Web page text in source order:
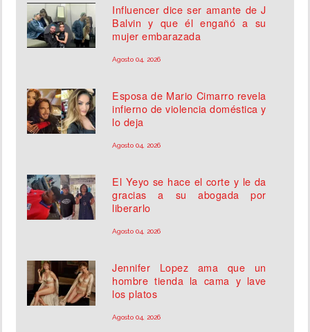
Influencer dice ser amante de J
Balvin y que él engañó a su
mujer embarazada
Agosto 04, 2026
Esposa de Mario Cimarro revela
infierno de violencia doméstica y
lo deja
Agosto 04, 2026
El Yeyo se hace el corte y le da
gracias a su abogada por
liberarlo
Agosto 04, 2026
Jennifer Lopez ama que un
hombre tienda la cama y lave
los platos
Agosto 04, 2026